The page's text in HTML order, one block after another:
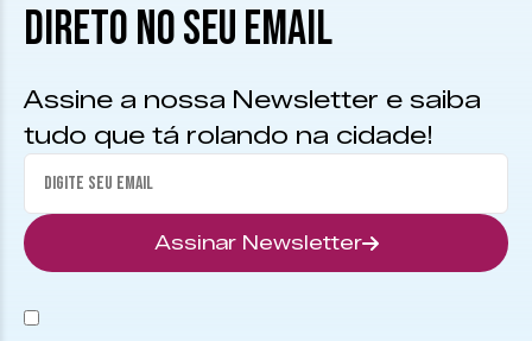
DIRETO NO SEU EMAIL
Assine a nossa Newsletter e saiba
tudo que tá rolando na cidade!
Assinar Newsletter